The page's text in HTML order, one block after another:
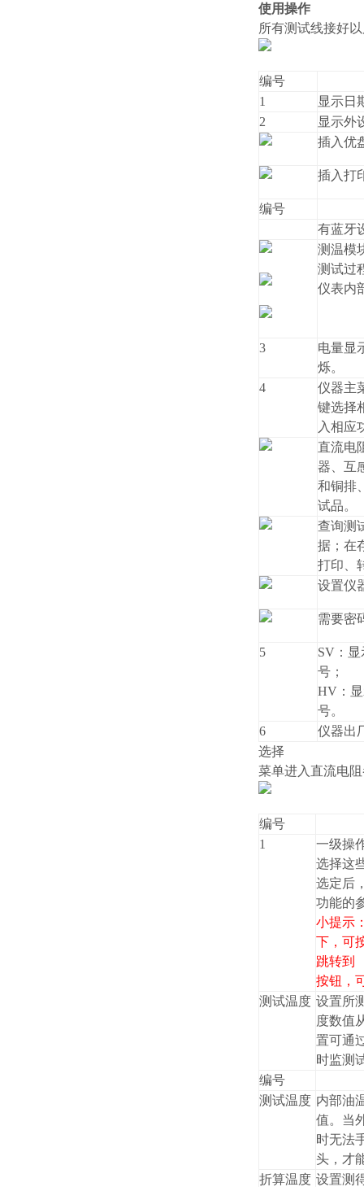
使用操作
所有测试线接好
编号
1
显示日
2
显示外
插入优
插入打
编号
有蓝牙
测温模
测试过
仪表内
3
电量显
烁。
4
仪器主
键选择
入相应
直流电
器、互
和铜排
试品。
查询测
据；在
打印、
设置仪
需要密
5
SV：
号；
HV：
号。
6
仪器出
选择
菜单进入直流电
编号
1
一级操
选择这
选定后
功能的
小提示
下，可
跳转到
按钮，
测试温度 设置所
度数值
置可通
时监测
编号
测试温度 内部油
值。当
时无法
头，才
折算温度 设置测